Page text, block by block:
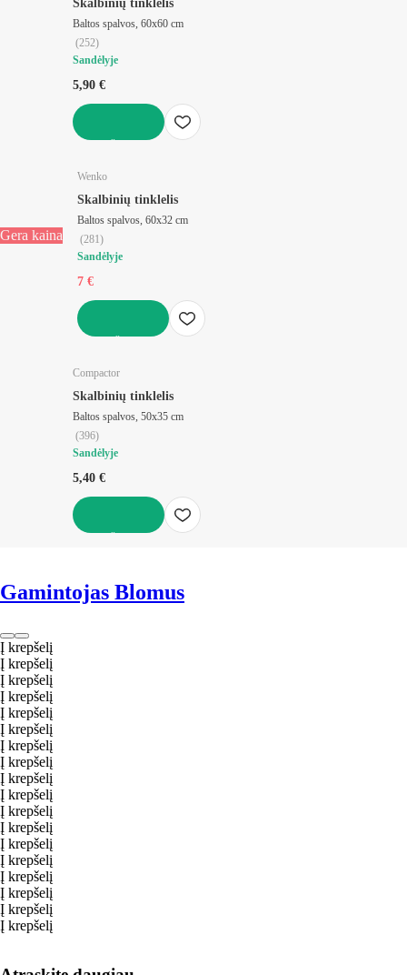
Skalbinių tinklelis
Baltos spalvos, 60x60 cm
(252)
Sandėlyje
5,90 €
Gera kaina
Wenko
Skalbinių tinklelis
Baltos spalvos, 60x32 cm
(281)
Sandėlyje
7 €
Compactor
Skalbinių tinklelis
Baltos spalvos, 50x35 cm
(396)
Sandėlyje
5,40 €
Gamintojas Blomus
Į krepšelį
Į krepšelį
Į krepšelį
Į krepšelį
Į krepšelį
Į krepšelį
Į krepšelį
Į krepšelį
Į krepšelį
Į krepšelį
Į krepšelį
Į krepšelį
Į krepšelį
Į krepšelį
Į krepšelį
Į krepšelį
Į krepšelį
Į krepšelį